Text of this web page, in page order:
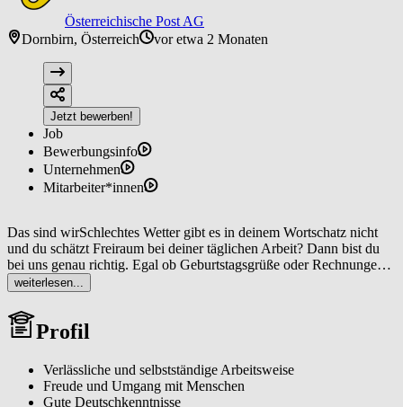
Österreichische Post AG
Dornbirn, Österreich
vor etwa 2 Monaten
Jetzt bewerben!
Job
Bewerbungsinfo
Unternehmen
Mitarbeiter*innen
Das sind wirSchlechtes Wetter gibt es in deinem Wortschatz nicht
und du schätzt Freiraum bei deiner täglichen Arbeit? Dann bist du
bei uns genau richtig. Egal ob Geburtstagsgrüße oder Rechnungen,
als Zusteller*in bist du dafür verantwortlich, dass Sendungen bei
unseren Kund*innen ankommen. Dabei hast du nicht nur die
Möglichkeit, immer wieder neue Wege zu gehen, sondern auch Teil
eines großen Netzwerks zu werden. Unser Team steht dir jederzeit
deine Arbeit erleichtern.
weiterlesen...
Profil
Verlässliche und selbstständige Arbeitsweise
Freude und Umgang mit Menschen
Gute Deutschkenntnisse